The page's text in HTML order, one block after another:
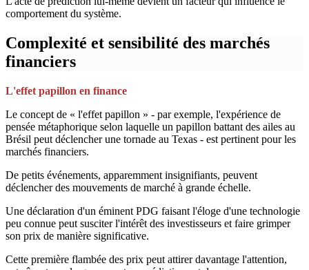
comportement du système.
Complexité et sensibilité des marchés
financiers
L'effet papillon en finance
Le concept de « l'effet papillon » - par exemple, l'expérience de
pensée métaphorique selon laquelle un papillon battant des ailes au
Brésil peut déclencher une tornade au Texas - est pertinent pour les
marchés financiers.
De petits événements, apparemment insignifiants, peuvent
déclencher des mouvements de marché à grande échelle.
Une déclaration d'un éminent PDG faisant l'éloge d'une technologie
peu connue peut susciter l'intérêt des investisseurs et faire grimper
son prix de manière significative.
Cette première flambée des prix peut attirer davantage l'attention,